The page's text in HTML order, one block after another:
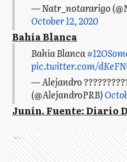
— Natr_notararigo
October 12, 2020
Bahía Blanca
Bahía Blanca
pic.twitter.com/
— Alejandro
(@AlejandroPRB)
Junín. Fuente: Diario
Ads